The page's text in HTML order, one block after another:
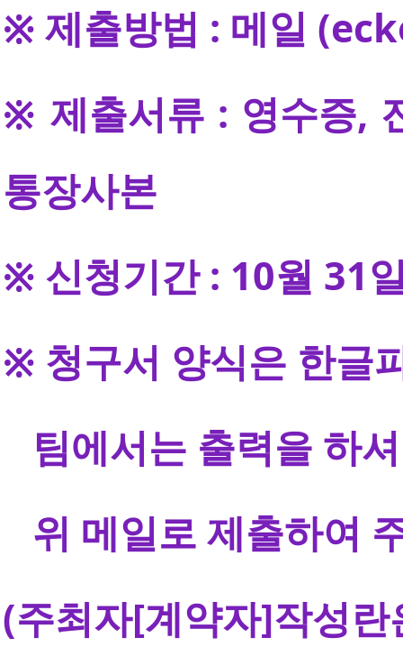
※ 제출방법 : 메일
※ 제출서류 : 영수증,
통장사본
※ 신청기간 : 10월 31
※ 청구서 양식은 한글
팀에서는 출력을 하
위 메일로 제출하여
(주최자[계약자]작성